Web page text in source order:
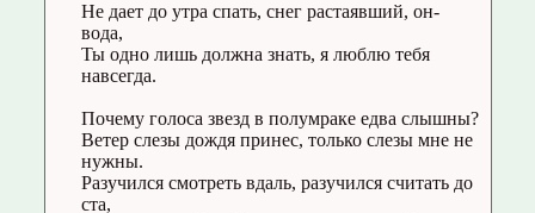
Не дает до утра спать, снег растаявший, он-
вода,
Ты одно лишь должна знать, я люблю тебя
навсегда.
Почему голоса звезд в полумраке едва слышны?
Ветер слезы дождя принес, только слезы мне не
нужны.
Разучился смотреть вдаль, разучился считать до
ста,